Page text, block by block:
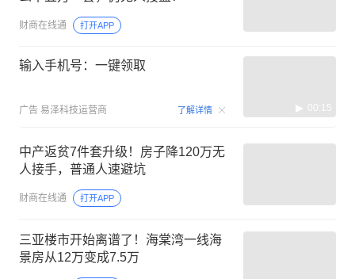
财商在线通 打开APP
输入手机号：一键领取
广告 易泽科技运营商 了解详情 00:15
中产返贫7件套升级！房子降120万无
人接手，普通人速避坑
财商在线通 打开APP
三亚楼市开始离谱了！海棠湾一线海
景房从12万变成7.5万